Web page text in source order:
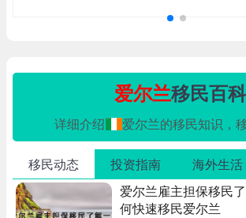
爱尔兰移民百科
详细介绍 爱尔兰的移民知识，
移民动态 投资指南 海外生活
爱尔兰雇主担保移民
何快速移民爱尔兰